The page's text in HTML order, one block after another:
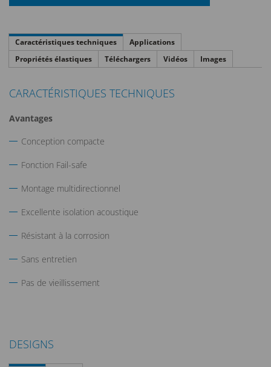
Caractéristiques techniques
Applications
Propriétés élastiques
Téléchargers Vidéos Images
CARACTÉRISTIQUES TECHNIQUES
Avantages
Conception compacte
Fonction Fail-safe
Montage multidirectionnel
Excellente isolation acoustique
Résistant à la corrosion
Sans entretien
Pas de vieillissement
DESIGNS